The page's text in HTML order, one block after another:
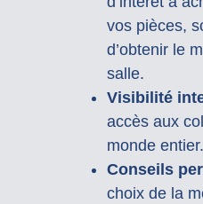
vos pièces,
d’obtenir le
salle.
Visibilité
accès aux
monde entier.
Conseils
choix de la